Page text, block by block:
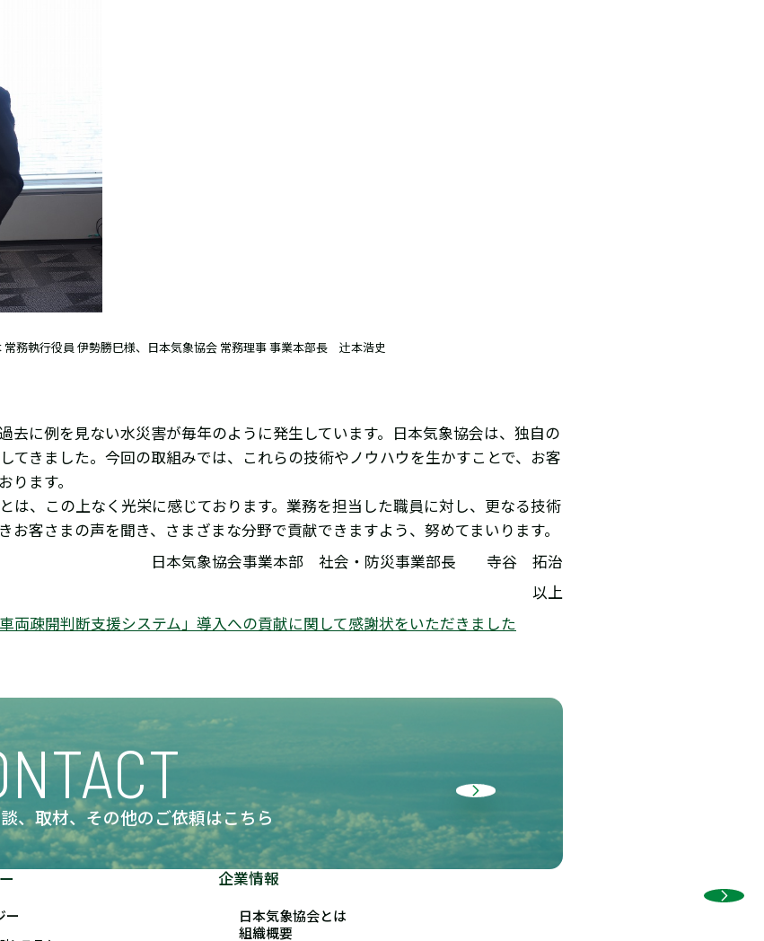
務執行役員 伊勢勝巳様、日本気象協会 常務理事 事業本部長 辻󠄀本浩史
に例を見ない水災害が毎年のように発生しています。日本気象協会は、独自の
きました。今回の取組みでは、これらの技術やノウハウを生かすことで、お客
ます。
は、この上なく光栄に感じております。業務を担当した職員に対し、更なる技術
客さまの声を聞き、さまざまな分野で貢献できますよう、努めてまいります。
日本気象協会事業本部 社会・防災事業部長 寺谷 拓治
以上
両疎開判断支援システム」導入への貢献に関して感謝状をいただきました
、取材、その他のご依頼はこちら
ー
企業情報
日本気象協会とは
組織概要